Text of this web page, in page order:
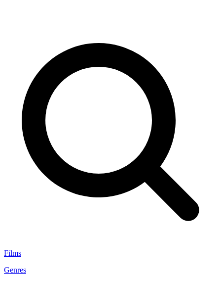
Films
Genres